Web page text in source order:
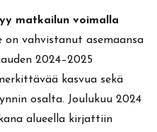
matkailun voimalla
on vahvistanut asemaansa
2024–2025
kasvua sekä
osalta. Joulukuu 2024
alueella kirjattiin